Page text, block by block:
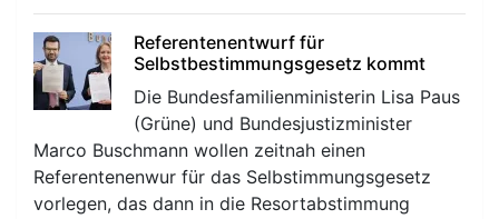
Referentenentwurf für
Selbstbestimmungsgesetz kommt
Die Bundesfamilienministerin Lisa Paus
(Grüne) und Bundesjustizminister
Marco Buschmann wollen zeitnah einen
Referentenenwur für das Selbstimmungsgesetz
vorlegen, das dann in die Resortabstimmung